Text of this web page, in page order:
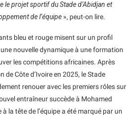
le projet sportif du Stade d’Abidjan et
de l’équipe », peut-on lire.
bleu et rouge misent sur un profil
nouvelle dynamique à une formation
les compétitions africaines. Après
de Côte d’Ivoire en 2025, le Stade
renouer avec les premiers rôles sur
entraîneur succède à Mohamed
la tête de l’équipe a été marqué par un